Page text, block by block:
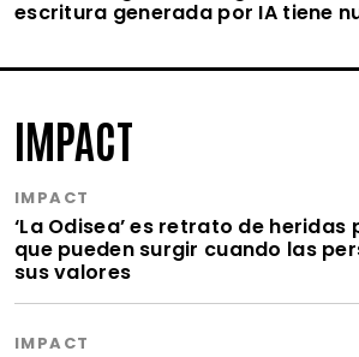
escritura generada por IA tiene
IMPACT
IMPACT
‘La Odisea’ es retrato de
que pueden surgir cuando las
sus valores
IMPACT